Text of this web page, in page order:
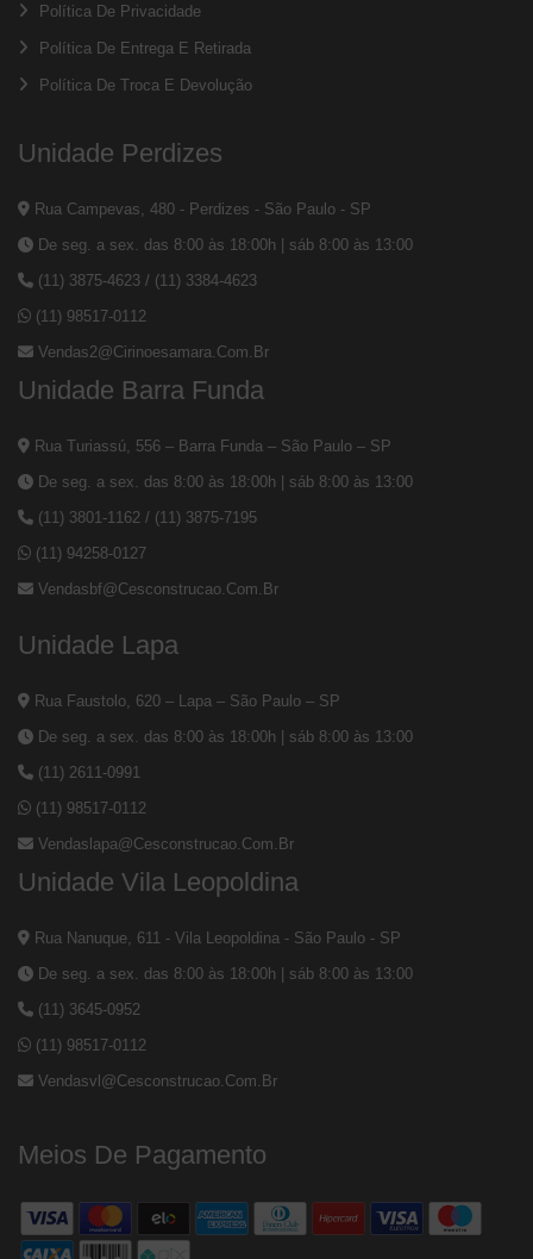
Política De Privacidade
Política De Entrega E Retirada
Política De Troca E Devolução
Unidade Perdizes
Rua Campevas, 480 - Perdizes - São Paulo - SP
De seg. a sex. das 8:00 às 18:00h | sáb 8:00 às 13:00
(11) 3875-4623 / (11) 3384-4623
(11) 98517-0112
Vendas2@cirinoesamara.com.br
Unidade Barra Funda
Rua Turiassú, 556 – Barra Funda – São Paulo – SP
De seg. a sex. das 8:00 às 18:00h | sáb 8:00 às 13:00
(11) 3801-1162 / (11) 3875-7195
(11) 94258-0127
Vendasbf@cesconstrucao.com.br
Unidade Lapa
Rua Faustolo, 620 – Lapa – São Paulo – SP
De seg. a sex. das 8:00 às 18:00h | sáb 8:00 às 13:00
(11) 2611-0991
(11) 98517-0112
Vendaslapa@cesconstrucao.com.br
Unidade Vila Leopoldina
Rua Nanuque, 611 - Vila Leopoldina - São Paulo - SP
De seg. a sex. das 8:00 às 18:00h | sáb 8:00 às 13:00
(11) 3645-0952
(11) 98517-0112
Vendasvl@cesconstrucao.com.br
Meios De Pagamento